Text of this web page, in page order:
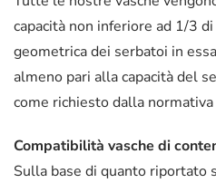
capacità non inferiore ad 1/3
geometrica dei serbatoi in
almeno pari alla capacità del
come richiesto dalla
Compatibilità vasche di
Sulla base di quanto